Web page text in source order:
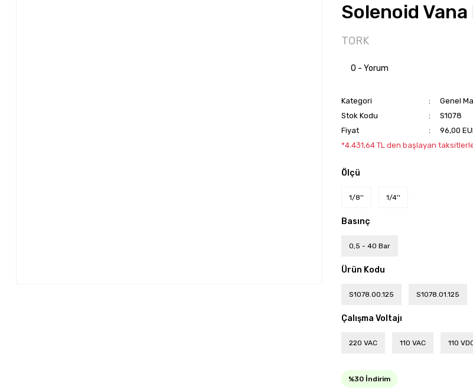
Solenoid Vana
TORK
0 - Yorum
Kategori
Genel
Stok Kodu
S1078
Fiyat
96,00
*4.431,64 TL den başlayan
Ölçü
1/8'' 1/4''
Basınç
0,5 - 40 Bar
Ürün Kodu
S1078.00.125 S1078.01.125
Çalışma Voltajı
220 VAC 110 VAC 110
%30 İndirim